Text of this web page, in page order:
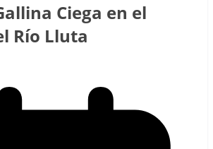
Ciega en el
Río Lluta